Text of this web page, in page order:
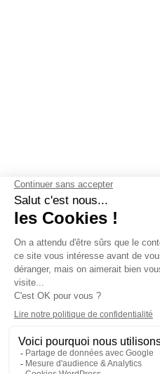
Contactez-nous-Mentions
confidentialité-Gestion des